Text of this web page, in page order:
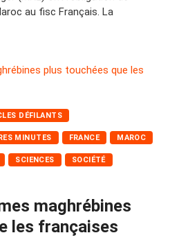
au fisc Français. La
DÉFILANTS
MINUTES FRANCE MAROC
SCIENCES SOCIÉTÉ
maghrébines
les françaises